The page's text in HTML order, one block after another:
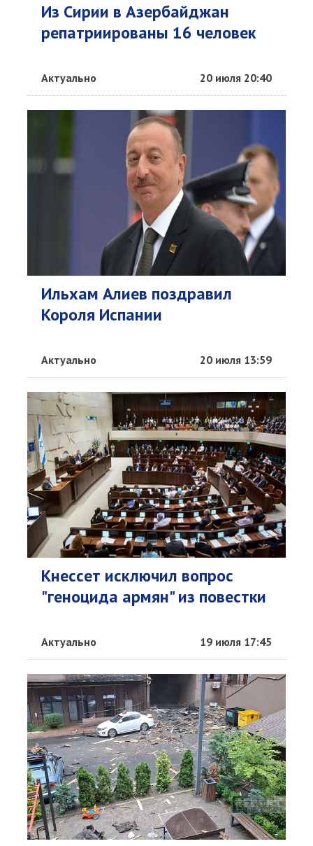
Из Сирии в Азербайджан
репатриированы 16 человек
Актуально 20 июля 20:40
Ильхам Алиев поздравил
Короля Испании
Актуально 20 июля 13:59
Кнессет исключил вопрос
"геноцида армян" из повестки
Актуально 19 июля 17:45